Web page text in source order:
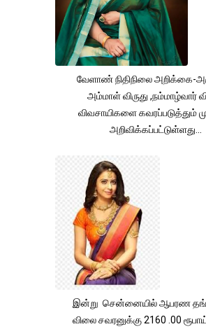
வேளாண் நிதிநிலை அறிக்கை-
அம்மாள் விருது ,நம்மாழ்வார்
விவசாயிகளை கவரப்படுத்தும்
அறிவிக்கப்பட்டுள்ளது...
இன்று சென்னையில் ஆபரண
விலை சவரனுக்கு 2160 .00 ரூபாய்